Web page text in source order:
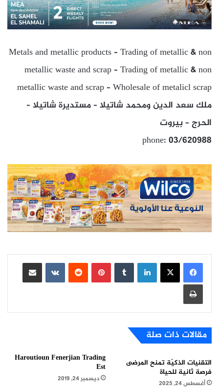
Metals and metallic products – Trading of metallic & non
metallic waste and scrap – Trading of metallic & non
metallic waste and scrap – Wholesale of metalicl scrap
ملك سعد الدين ومحمد شاتيلا – مستديرة شاتيلا –
الحرج – بيروت
phone: 03/620988
لينكدإن بينتيريست
مشاركة عبر البريد
طباعة
مقالات ذات صلة
التقنيات الذكيّة تمنح المرضى
فرصة ثانية للحياة
أغسطس 24, 2025
Haroutioun Fenerjian Trading
Est
ديسمبر 24, 2019